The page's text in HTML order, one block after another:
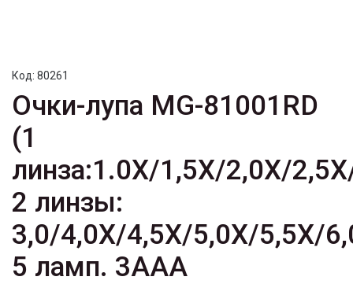
Код: 80261
Очки-лупа MG-81001RD
(1
линза:1.0X/1,5X/2,0X/
2 линзы:
3,0/4,0X/4,5X/5,0X/5,5X/
5 ламп. 3AAA